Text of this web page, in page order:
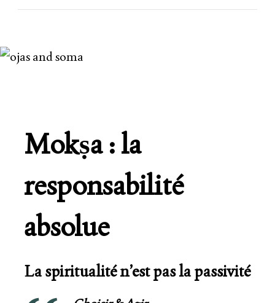
Mokṣa : la
responsabilité
absolue
La spiritualité n’estpas la passivité